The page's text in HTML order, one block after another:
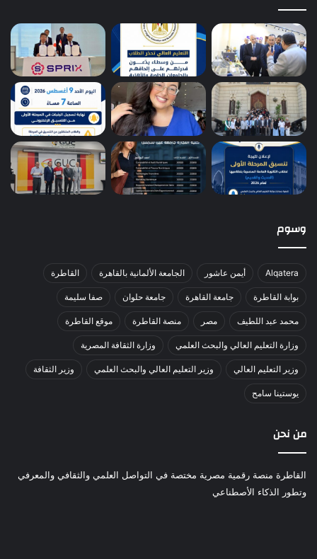
وسوم
Alqatera أيمن عاشور الجامعة الألمانية بالقاهرة القاطرة
بوابة القاطرة جامعة القاهرة جامعة حلوان صفا سليمة
محمد عبد اللطيف مصر منصة القاطرة موقع القاطرة
وزارة التعليم العالي والبحث العلمي وزارة الثقافة المصرية
وزير التعليم العالي وزير التعليم العالي والبحث العلمي وزير الثقافة
يوستينا سامح
من نحن
القاطرة منصة رقمية مصرية مختصة في التواصل العلمي والثقافي والمعرفي
وتطور الذكاء الأصطناعي